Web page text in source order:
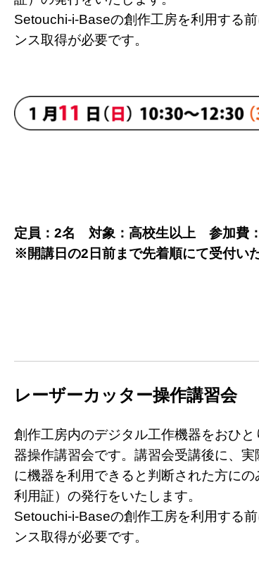
Setouchi-i-Baseの創作工房を利用する
ンス取得が必要です。
定員：2名 対象：高校生以上 参加費
※開講日の2日前まで先着順にて受付い
レーザーカッター操作講習会
創作工房内のデジタル工作機器をおひ
器操作講習会です。講習会受講後に、
に機器を利用できると判断された方に
利用証）の発行をいたします。
Setouchi-i-Baseの創作工房を利用する
ンス取得が必要です。